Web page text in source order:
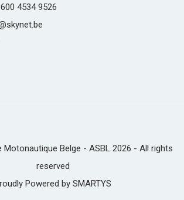
4534 9526
Belge - ASBL 2026 - All rights
reserved
Powered by SMARTYS